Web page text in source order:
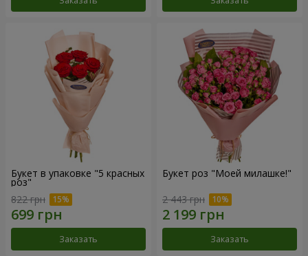
Букет в упаковке "5 красных
роз"
822 грн
Заказать
Букет роз "Моей милашке!"
2 443 грн
Заказать